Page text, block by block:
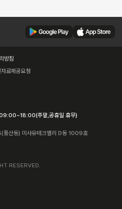
방침
자료제공요청
주말,공휴일 휴무)
풍산동) 미사유테크밸리 D동 1009호
RESERVED.